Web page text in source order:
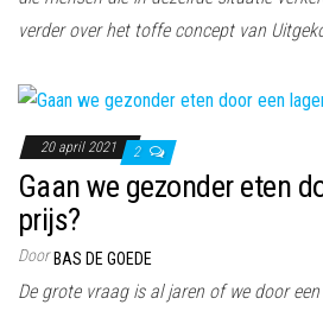
verder over het toffe concept van
20 april 2021 2
Gaan we gezonder eten
prijs?
Door BAS DE GOEDE
De grote vraag is al jaren of we door